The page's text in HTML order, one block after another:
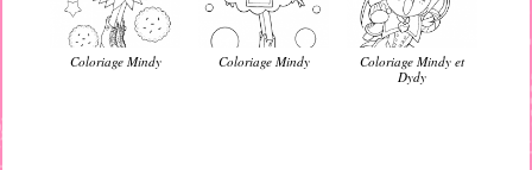
Coloriage Mindy Coloriage Mindy
Coloriage Mindy et
Dydy